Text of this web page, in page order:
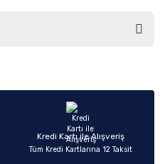
formunu kullanarak tarafımıza
siz yapın!
Kredi Kartı ile Alışveriş
Tüm Kredi Kartlarına 12 Taksit